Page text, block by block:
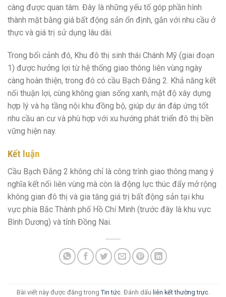
càng được quan tâm. Đây là những yếu tố góp phần hình
thành mặt bằng giá bất động sản ổn định, gắn với nhu cầu ở
thực và giá trị sử dụng lâu dài.
Trong bối cảnh đó, Khu đô thị sinh thái Chánh Mỹ (giai đoạn
1) được hưởng lợi từ hệ thống giao thông liên vùng ngày
càng hoàn thiện, trong đó có cầu Bạch Đằng 2. Khả năng kết
nối thuận lợi, cùng không gian sống xanh, mật độ xây dựng
hợp lý và hạ tầng nội khu đồng bộ, giúp dự án đáp ứng tốt
nhu cầu an cư và phù hợp với xu hướng phát triển đô thị bền
vững hiện nay.
Kết luận
Cầu Bạch Đằng 2 không chỉ là công trình giao thông mang ý
nghĩa kết nối liên vùng mà còn là động lực thúc đẩy mở rộng
không gian đô thị và gia tăng giá trị bất động sản tại khu
vực phía Bắc Thành phố Hồ Chí Minh (trước đây là khu vực
Bình Dương) và tỉnh Đồng Nai.
Bài viết này được đăng trong Tin tức. Đánh dấu liên kết thường trực.